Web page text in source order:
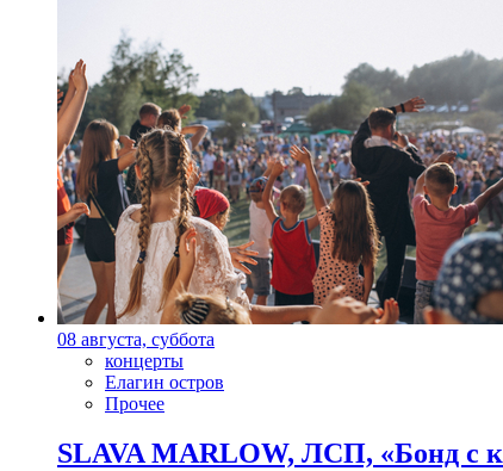
08 августа, суббота
концерты
Елагин остров
Прочее
SLAVA MARLOW, ЛСП, «Бонд с